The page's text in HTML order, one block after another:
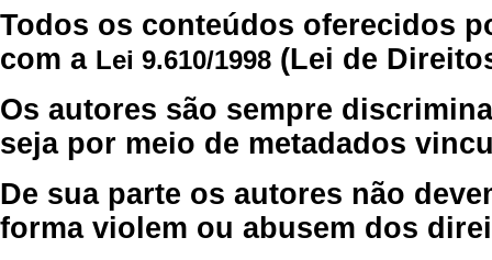
Todos os conteúdos oferecidos
com a Lei 9.610/1998 (Lei de
Os autores são sempre
seja por meio de metadados
De sua parte os autores não
forma violem ou abusem dos